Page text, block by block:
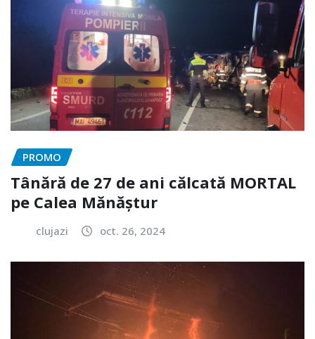
PROMO
Tânără de 27 de ani călcată MORTAL
pe Calea Mănăștur
clujazi oct. 26, 2024